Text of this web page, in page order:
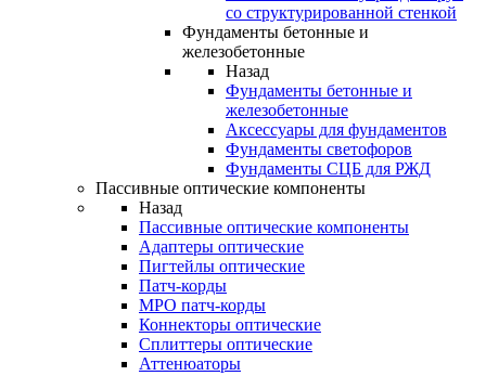
со структурированной стенкой
Фундаменты бетонные и
железобетонные
Назад
Фундаменты бетонные и
железобетонные
Аксессуары для фундаментов
Фундаменты светофоров
Фундаменты СЦБ для РЖД
Пассивные оптические компоненты
Назад
Пассивные оптические компоненты
Адаптеры оптические
Пигтейлы оптические
Патч-корды
MPO патч-корды
Коннекторы оптические
Сплиттеры оптические
Аттенюаторы